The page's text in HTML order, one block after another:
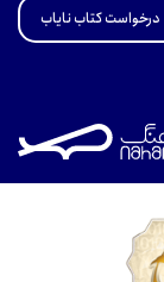
درخواست کتاب نایاب